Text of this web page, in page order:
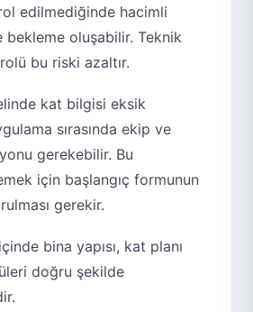
edilmediğinde hacimli
bekleme oluşabilir. Teknik
bu riski azaltır.
kat bilgisi eksik
sırasında ekip ve
gerekebilir. Bu
için başlangıç formunun
gerekir.
bina yapısı, kat planı
doğru şekilde